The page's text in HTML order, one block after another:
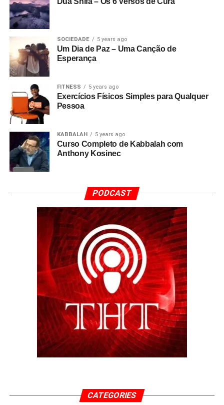
SOCIEDADE 5 years ago
Um Dia de Paz – Uma Canção de
Esperança
FITNESS 5 years ago
Exercícios Físicos Simples para Qualquer
Pessoa
KABBALAH 5 years ago
Curso Completo de Kabbalah com
Anthony Kosinec
PODCAST
CATEGORIES